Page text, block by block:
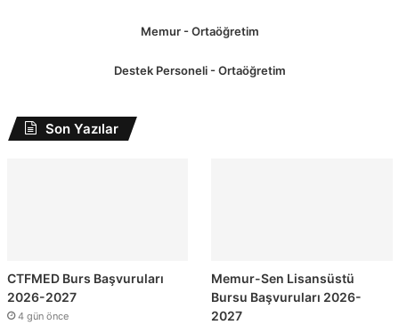
Memur - Ortaöğretim
Destek Personeli - Ortaöğretim
Son Yazılar
CTFMED Burs Başvuruları
2026-2027
4 gün önce
Memur-Sen Lisansüstü
Bursu Başvuruları 2026-
2027